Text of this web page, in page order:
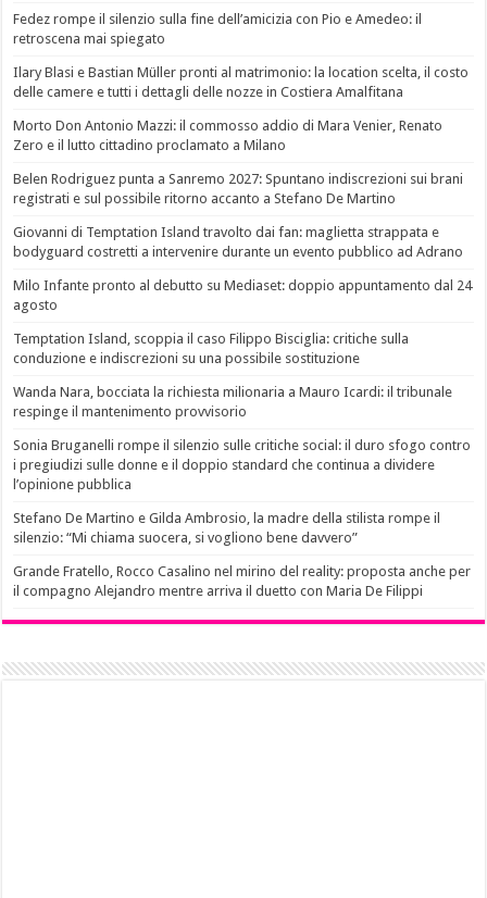
Fedez rompe il silenzio sulla fine dell’amicizia con Pio e Amedeo: il
retroscena mai spiegato
Ilary Blasi e Bastian Müller pronti al matrimonio: la location scelta, il costo
delle camere e tutti i dettagli delle nozze in Costiera Amalfitana
Morto Don Antonio Mazzi: il commosso addio di Mara Venier, Renato
Zero e il lutto cittadino proclamato a Milano
Belen Rodriguez punta a Sanremo 2027: Spuntano indiscrezioni sui brani
registrati e sul possibile ritorno accanto a Stefano De Martino
Giovanni di Temptation Island travolto dai fan: maglietta strappata e
bodyguard costretti a intervenire durante un evento pubblico ad Adrano
Milo Infante pronto al debutto su Mediaset: doppio appuntamento dal 24
agosto
Temptation Island, scoppia il caso Filippo Bisciglia: critiche sulla
conduzione e indiscrezioni su una possibile sostituzione
Wanda Nara, bocciata la richiesta milionaria a Mauro Icardi: il tribunale
respinge il mantenimento provvisorio
Sonia Bruganelli rompe il silenzio sulle critiche social: il duro sfogo contro
i pregiudizi sulle donne e il doppio standard che continua a dividere
l’opinione pubblica
Stefano De Martino e Gilda Ambrosio, la madre della stilista rompe il
silenzio: “Mi chiama suocera, si vogliono bene davvero”
Grande Fratello, Rocco Casalino nel mirino del reality: proposta anche per
il compagno Alejandro mentre arriva il duetto con Maria De Filippi